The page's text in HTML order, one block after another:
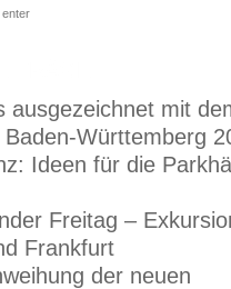
ausgezeichnet mit
Baden-Württemberg
Ideen für die
Freitag –
Frankfurt
der neuen